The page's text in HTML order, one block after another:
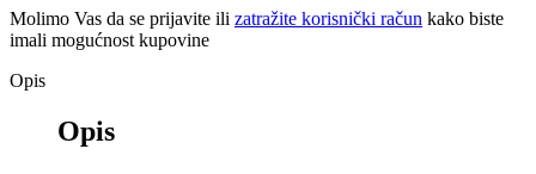
Molimo Vas da se prijavite ili zatražite korisnički račun kako biste
imali mogućnost kupovine
Opis
Opis